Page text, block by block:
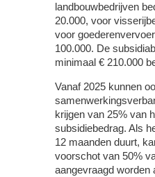
landbouwbedrijven
20.000, voor
voor
100.000. De
minimaal € 210.000
Vanaf 2025 kunnen
krijgen van 25% van
subsidiebedrag. Als
12 maanden duurt,
voorschot van 50%
aangevraagd worden